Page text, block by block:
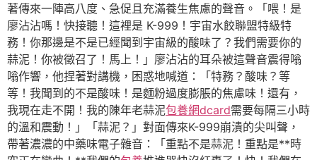
著傳來一陣高八度、急促且充滿養生焦慮的聲音。「喂！是
廖沾沾嗎！快接聽！這裡是 K-999！宇宙水餃聯盟特級特
務！你那邊是不是已經聞到宇宙級的酸味了？我們需要你的
蒜泥！你被徵召了！馬上！」廖沾沾的耳朵被這聲音震得嗡
嗡作響，他捏著對講機，困惑地喊道：「特務？酸味？等
等！我聞到的不是酸味！是麵粉過度膨脹的焦慮味！還有，
我現在走不開！我的陳年老蒜泥包養網dcard需要每隔三小時
的溫和震動！」「蒜泥？」對面傳來K-999崩潰的尖叫聲，
帶著濃濃的中藥味電子雜音：「重點不是蒜泥！重點是**時